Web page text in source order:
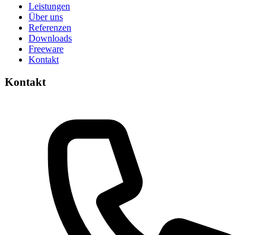
Leistungen
Über uns
Referenzen
Downloads
Freeware
Kontakt
Kontakt